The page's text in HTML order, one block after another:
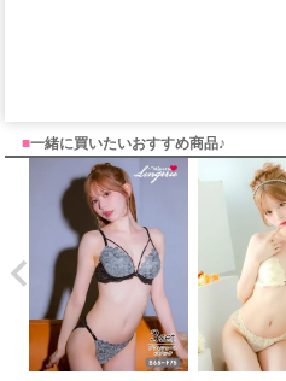
■一緒に買いたいおすすめ商品♪